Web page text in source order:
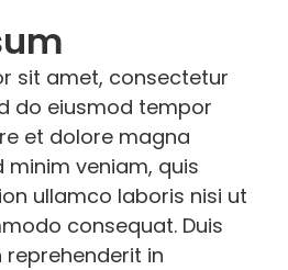
sit amet, consectetur
do eiusmod tempor
et dolore magna
minim veniam, quis
ullamco laboris nisi ut
consequat. Duis
in